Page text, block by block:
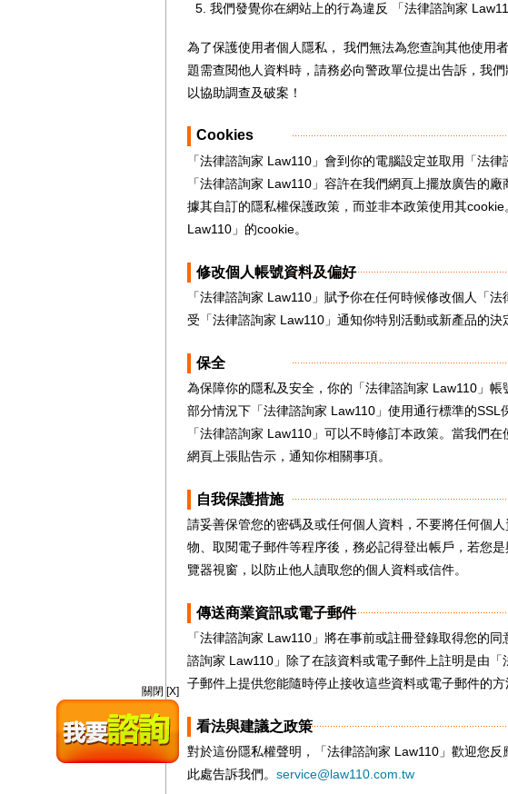
關閉 [X]
我們發覺你在網站上的行為違反 「法律諮詢家
為了保護使用者個人隱私， 我們無法為您查詢其他使用
題需查閱他人資料時，請務必向警政單位提出告訴，我
以協助調查及破案！
Cookies
「法律諮詢家 Law110」會到你的電腦設定並取用「法律
「法律諮詢家 Law110」容許在我們網頁上擺放廣告的
據其自訂的隱私權保護政策，而並非本政策使用其
Law110」的cookie。
修改個人帳號資料及偏好
「法律諮詢家 Law110」賦予你在任何時候修改個人「
受「法律諮詢家 Law110」通知你特別活動或新產品的決
保全
為保障你的隱私及安全，你的「法律諮詢家 Law110」帳
部分情況下「法律諮詢家 Law110」使用通行標準的SSL
「法律諮詢家 Law110」可以不時修訂本政策。當我們
網頁上張貼告示，通知你相關事項。
自我保護措施
請妥善保管您的密碼及或任何個人資料，不要將任何個
物、取閱電子郵件等程序後，務必記得登出帳戶，若您
覽器視窗，以防止他人讀取您的個人資料或信件。
傳送商業資訊或電子郵件
「法律諮詢家 Law110」將在事前或註冊登錄取得您的
諮詢家 Law110」除了在該資料或電子郵件上註明是由
子郵件上提供您能隨時停止接收這些資料或電子郵件的方
看法與建議之政策
對於這份隱私權聲明，「法律諮詢家 Law110」歡迎您
此處告訴我們。service@law110.com.tw